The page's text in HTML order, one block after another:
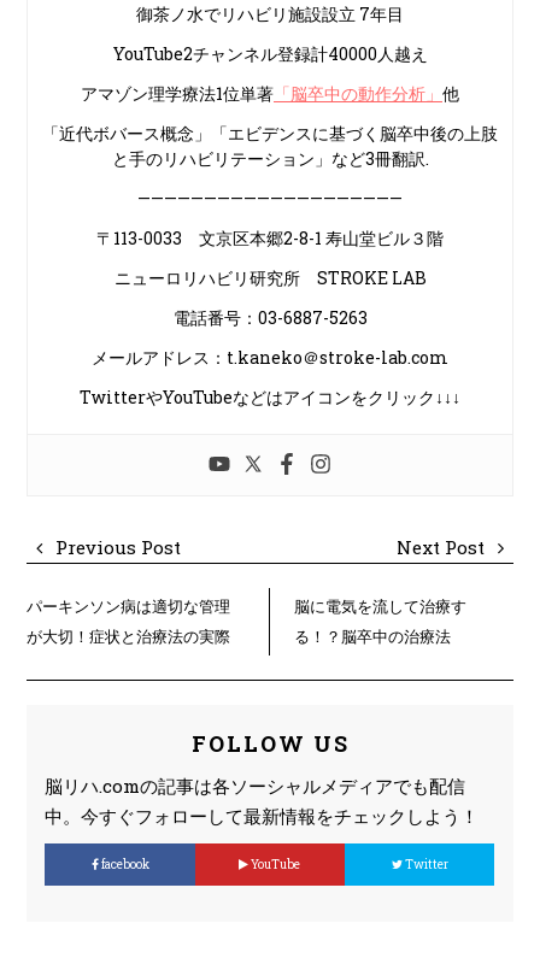
御茶ノ水でリハビリ施設設立 7年目
YouTube2チャンネル登録計40000人越え
アマゾン理学療法1位単著 「脳卒中の動作分析」 他
「近代ボバース概念」「エビデンスに基づく脳卒中後の上肢
と手のリハビリテーション」など3冊翻訳.
————————————————————
〒113-0033 文京区本郷2-8-1 寿山堂ビル３階
ニューロリハビリ研究所 STROKE LAB
電話番号：03-6887-5263
メールアドレス：t.kaneko＠stroke-lab.com
TwitterやYouTubeなどはアイコンをクリック↓↓↓
Previous Post Next Post
パーキンソン病は適切な管理
が大切！症状と治療法の実際
脳に電気を流して治療す
る！？脳卒中の治療法
FOLLOW US
脳リハ.comの記事は各ソーシャルメディアでも配信
中。今すぐフォローして最新情報をチェックしよう！
facebook YouTube Twitter